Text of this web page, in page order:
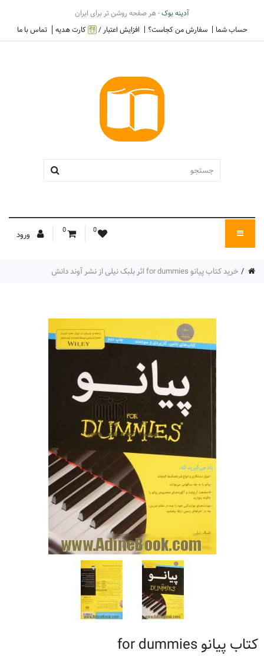
آدینه بوک- هر صفحه روشن تر برای ایران
حساب شما
سفارش من کجاست؟ افزایش اعتبار / کارت هدیه تماس با ما
0
0 ورود
خرید کتاب پیانو for dummies اثر بلبک نیلی از نشر آوند دانش
کتاب پیانو for dummies